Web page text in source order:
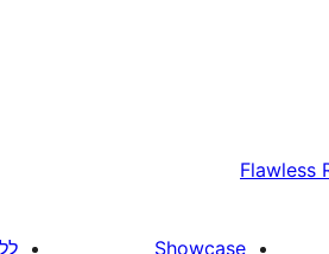
Flawless
Showcase